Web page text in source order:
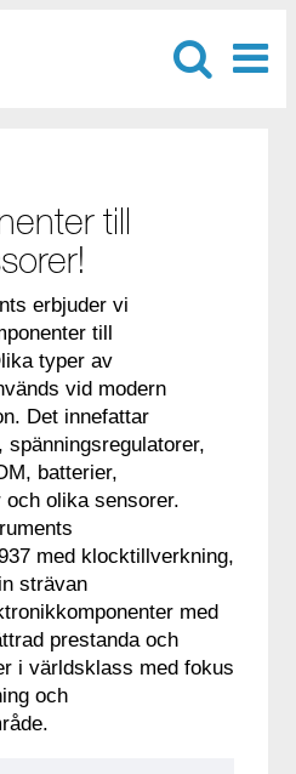
till
erbjuder vi
till
typer av
vid modern
Det innefattar
spänningsregulatorer,
batterier,
olika sensorer.
med klocktillverkning,
strävan
med
prestanda och
i världsklass med fokus
och